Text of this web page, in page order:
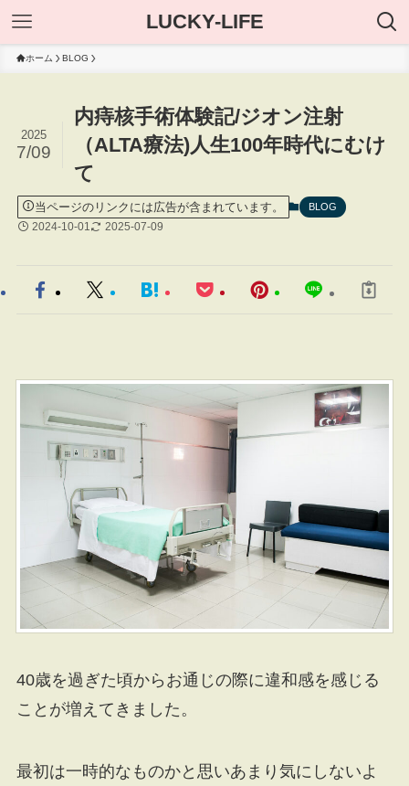
LUCKY-LIFE
ホーム BLOG
内痔核手術体験記/ジオン注射
（ALTA療法)人生100年時代にむけ
て
2025
7/09
当ページのリンクには広告が含まれています。 BLOG
2024-10-01 2025-07-09
40歳を過ぎた頃からお通じの際に違和感を感じる
ことが増えてきました。
最初は一時的なものかと思いあまり気にしないよ